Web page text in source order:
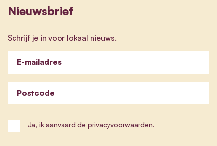
Nieuwsbrief
Schrijf je in voor lokaal nieuws.
E-mailadres
Postcode
Ja, ik aanvaard de privacyvoorwaarden.